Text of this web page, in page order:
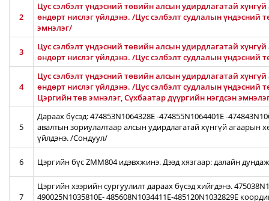
2
Цус сэлбэлт үндэсний төвийн алсын удирдлагатай
өндөрт нислэг үйлдэнэ. /Цус сэлбэлт судлалын
эмнэлэг/
3
Цус сэлбэлт үндэсний төвийн алсын удирдлагатай
өндөрт нислэг үйлдэнэ. /Цус сэлбэлт судлалын
4
Цус сэлбэлт үндэсний төвийн алсын удирдлагатай
өндөрт нислэг үйлдэнэ. /Цус сэлбэлт судлалын үндэсний
Цэргийн төв эмнэлэг, Сүхбаатар дүүргийн нэгдсэн
5
Дараах бүсэд: 474853N1064328E -474855N1064401E -
авалтын зориулалтаар алсын удирдлагатай хүнгүй агаарын
үйлдэнэ. /Сондуул/
6 Цэргийн бүс ZMM804 идэвхжинэ. Дээд хязгаар: далайн
7
Цэргийн хээрийн сургуулилт дараах бүсэд хийгдэнэ.
490025N1035810E- 485608N1034411E-485120N1032829E